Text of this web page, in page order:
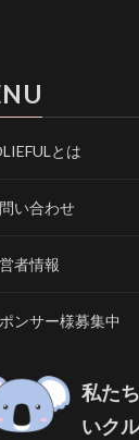
とは
い合わせ
者情報
ンサー様募集中
私た
いク